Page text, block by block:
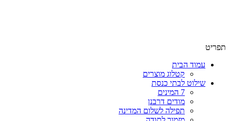
תפריט
עמוד הבית
קטלוג מוצרים
שילוט לבתי כנסת
7 המינים
מודים דרבנן
תפילה לשלום המדינה